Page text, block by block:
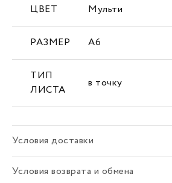
ЦВЕТ Мульти
РАЗМЕР А6
ТИП
ЛИСТА
в точку
Условия доставки
Условия возврата и обмена